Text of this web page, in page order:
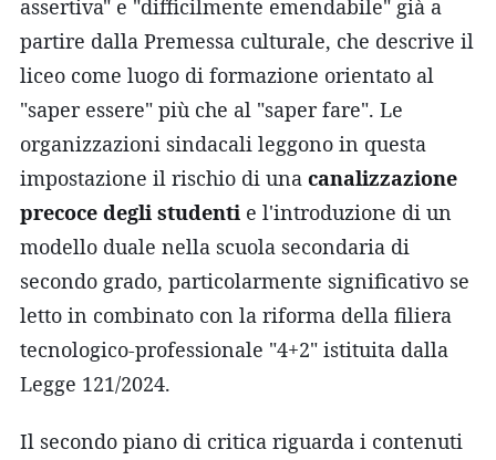
assertiva" e "difficilmente emendabile" già a
partire dalla Premessa culturale, che descrive il
liceo come luogo di formazione orientato al
"saper essere" più che al "saper fare". Le
organizzazioni sindacali leggono in questa
impostazione il rischio di una canalizzazione
precoce degli studenti e l'introduzione di un
modello duale nella scuola secondaria di
secondo grado, particolarmente significativo se
letto in combinato con la riforma della filiera
tecnologico-professionale "4+2" istituita dalla
Legge 121/2024.
Il secondo piano di critica riguarda i contenuti